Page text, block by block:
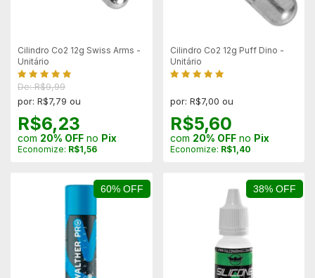
Cilindro Co2 12g Swiss Arms -
Unitário
De: R$9,99
por: R$7,79 ou
R$6,23
com 20% OFF no Pix
Economize: R$1,56
Cilindro Co2 12g Puff Dino -
Unitário
por: R$7,00 ou
R$5,60
com 20% OFFno Pix
Economize: R$1,40
60% OFF 38% OFF